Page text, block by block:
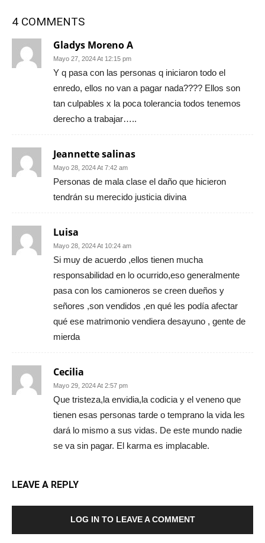
4 COMMENTS
Gladys Moreno A
Mayo 27, 2024 At 12:15 pm
Y q pasa con las personas q iniciaron todo el
enredo, ellos no van a pagar nada???? Ellos son
tan culpables x la poca tolerancia todos tenemos
derecho a trabajar…..
Jeannette salinas
Mayo 28, 2024 At 7:42 am
Personas de mala clase el daño que hicieron
tendrán su merecido justicia divina
Luisa
Mayo 28, 2024 At 10:24 am
Si muy de acuerdo ,ellos tienen mucha
responsabilidad en lo ocurrido,eso generalmente
pasa con los camioneros se creen dueños y
señores ,son vendidos ,en qué les podía afectar
qué ese matrimonio vendiera desayuno , gente de
mierda
Cecilia
Mayo 29, 2024 At 2:57 pm
Que tristeza,la envidia,la codicia y el veneno que
tienen esas personas tarde o temprano la vida les
dará lo mismo a sus vidas. De este mundo nadie
se va sin pagar. El karma es implacable.
LEAVE A REPLY
LOG IN TO LEAVE A COMMENT